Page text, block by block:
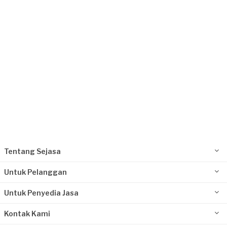
Tentang Sejasa
Untuk Pelanggan
Untuk Penyedia Jasa
Kontak Kami